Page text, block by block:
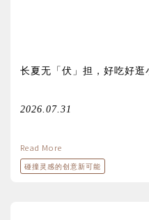
长夏无「伏」担，好吃好逛
2026.07.31
Read More
碰撞灵感的创意新可能